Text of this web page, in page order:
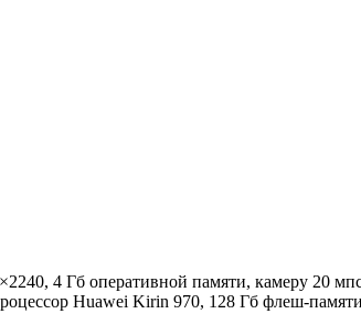
4 Гб оперативной памяти, камеру 20
Huawei Kirin 970, 128 Гб флеш-